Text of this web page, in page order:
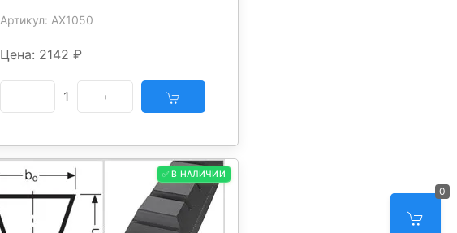
0
Артикул: AX1050
Цена: 2142 ₽
1
✅ В НАЛИЧИИ